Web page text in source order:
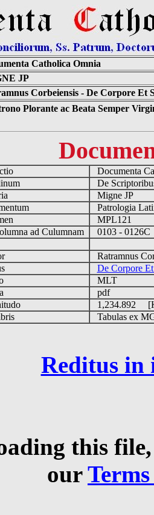
Catholica Omnia
JP
Corbeiensis - De Corpore
Plorante ac Beata Semper
Documenta
De
Migne JP
Patrologia
MPL121
ad Culumnam
0103 -
Ratramnus
De Corpore
MLT
pdf
1,234.892
Tabulas ex
Reditus in
this
our